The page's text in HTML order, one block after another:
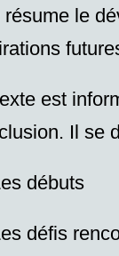
résume le
est
Il se
débuts
défis